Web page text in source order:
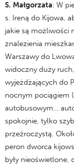
S. Małgorzata: W
s. Ireną do Kijowa,
jakie są możliwości
znalezienia
Warszawy do
widoczny duży
wyjeżdżających do
nocnym pociągiem
autobusowym…
spokojnie, tylko
przeźroczystą.
peron dworca
były nieoświetlone,